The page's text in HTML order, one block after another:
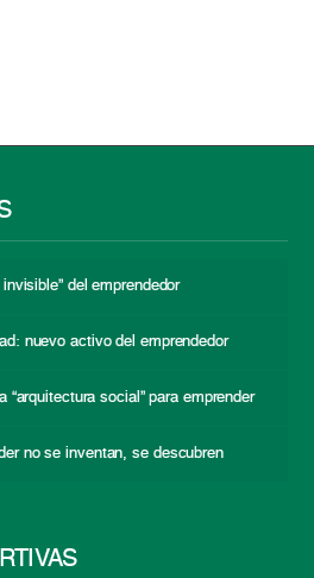
del emprendedor
nuevo activo del emprendedor
“arquitectura social” para emprender
no se inventan, se descubren